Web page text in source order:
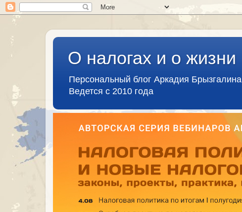
О налогах и о жизни
Персональный блог Аркадия Брызгалина
Ведется с 2010 года